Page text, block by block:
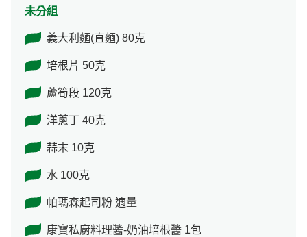
未分組
義大利麵(直麵) 80克
培根片 50克
蘆筍段 120克
洋蔥丁 40克
蒜末 10克
水 100克
帕瑪森起司粉 適量
康寶私廚料理醬-奶油培根醬 1包